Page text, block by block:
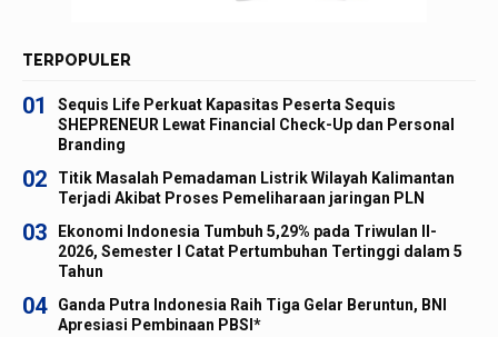
TERPOPULER
01
Sequis Life Perkuat Kapasitas Peserta Sequis
SHEPRENEUR Lewat Financial Check-Up dan Personal
Branding
02
Titik Masalah Pemadaman Listrik Wilayah Kalimantan
Terjadi Akibat Proses Pemeliharaan jaringan PLN
03
Ekonomi Indonesia Tumbuh 5,29% pada Triwulan II-
2026, Semester I Catat Pertumbuhan Tertinggi dalam 5
Tahun
04
Ganda Putra Indonesia Raih Tiga Gelar Beruntun, BNI
Apresiasi Pembinaan PBSI*